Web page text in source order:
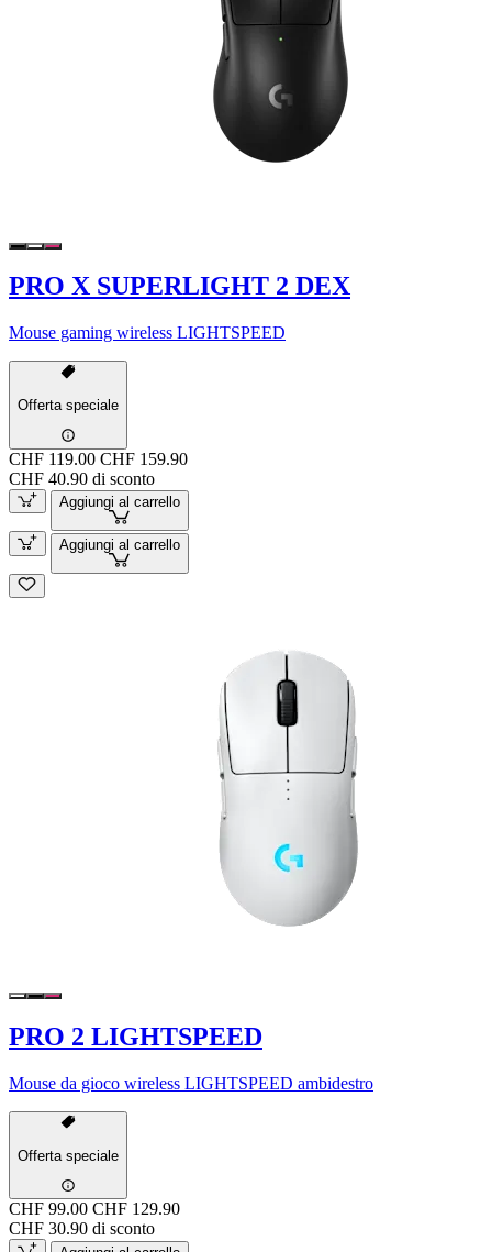
PRO X SUPERLIGHT 2 DEX
Mouse gaming wireless LIGHTSPEED
Offerta speciale
CHF 119.00 CHF 159.90
CHF 40.90 di sconto
Aggiungi al carrello
Aggiungi al carrello
PRO 2 LIGHTSPEED
Mouse da gioco wireless LIGHTSPEED ambidestro
Offerta speciale
CHF 99.00 CHF 129.90
CHF 30.90 di sconto